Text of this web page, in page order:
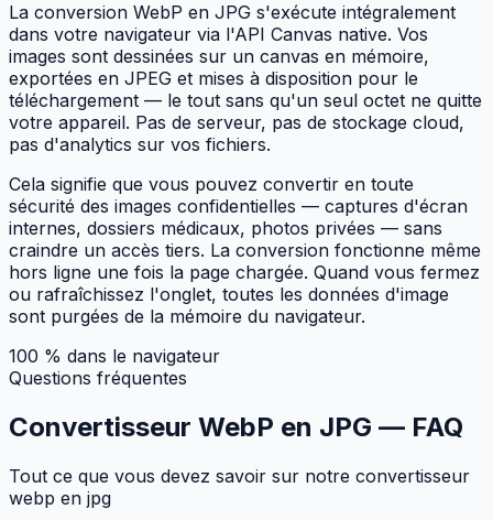
La conversion WebP en JPG s'exécute intégralement
dans votre navigateur via l'API Canvas native. Vos
images sont dessinées sur un canvas en mémoire,
exportées en JPEG et mises à disposition pour le
téléchargement — le tout sans qu'un seul octet ne quitte
votre appareil. Pas de serveur, pas de stockage cloud,
pas d'analytics sur vos fichiers.
Cela signifie que vous pouvez convertir en toute
sécurité des images confidentielles — captures d'écran
internes, dossiers médicaux, photos privées — sans
craindre un accès tiers. La conversion fonctionne même
hors ligne une fois la page chargée. Quand vous fermez
ou rafraîchissez l'onglet, toutes les données d'image
sont purgées de la mémoire du navigateur.
100 % dans le navigateur
Questions fréquentes
Convertisseur WebP en JPG — FAQ
Tout ce que vous devez savoir sur notre convertisseur
webp en jpg